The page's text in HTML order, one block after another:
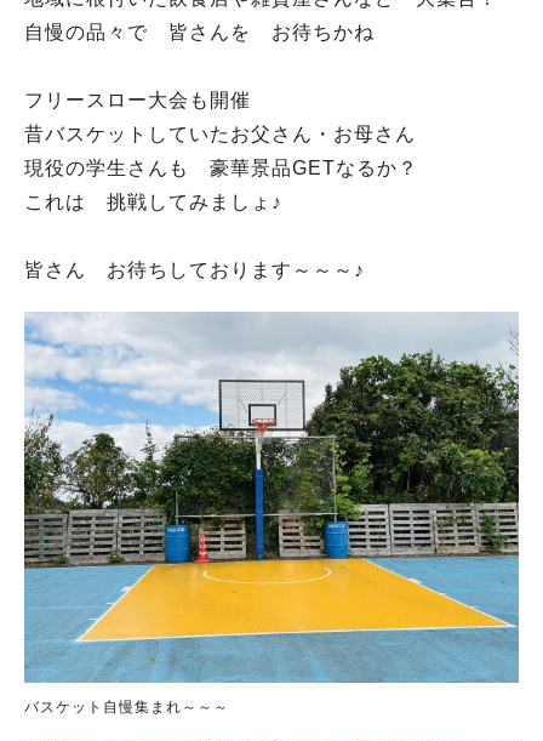
自慢の品々で 皆さんを お待ちかね
フリースロー大会も開催
昔バスケットしていたお父さん・お母さん
現役の学生さんも 豪華景品GETなるか？
これは 挑戦してみましょ♪
皆さん お待ちしております～～～♪
バスケット自慢集まれ～～～